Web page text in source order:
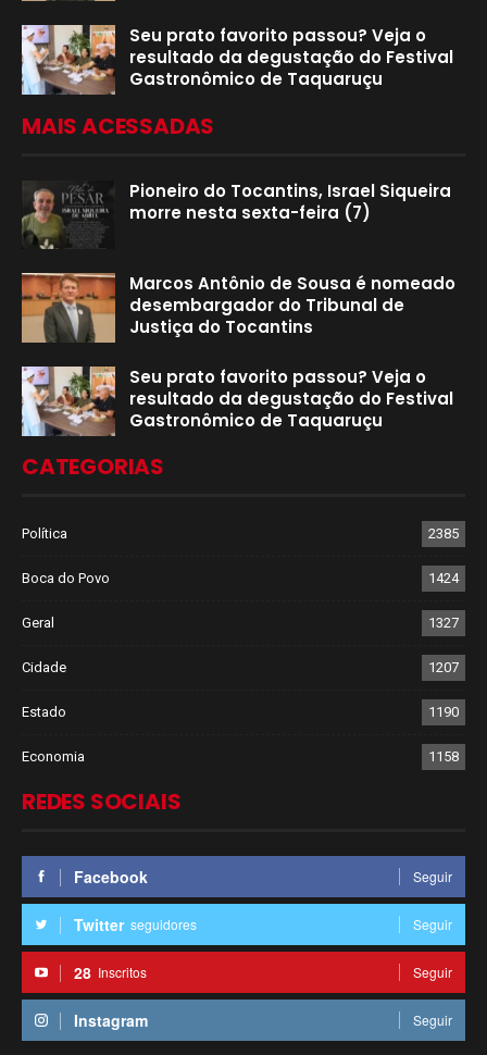
Seu prato favorito passou? Veja o
resultado da degustação do Festival
Gastronômico de Taquaruçu
MAIS ACESSADAS
Pioneiro do Tocantins, Israel Siqueira
morre nesta sexta-feira (7)
Marcos Antônio de Sousa é nomeado
desembargador do Tribunal de
Justiça do Tocantins
Seu prato favorito passou? Veja o
resultado da degustação do Festival
Gastronômico de Taquaruçu
CATEGORIAS
Política 2385
Boca do Povo 1424
Geral 1327
Cidade 1207
Estado 1190
Economia 1158
REDES SOCIAIS
Facebook Seguir
Twitter seguidores Seguir
28 Inscritos Seguir
Instagram Seguir